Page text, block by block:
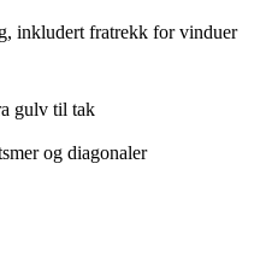
inkludert fratrekk for vinduer
gulv til tak
og diagonaler